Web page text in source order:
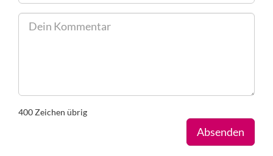
400Zeichen übrig
Absenden